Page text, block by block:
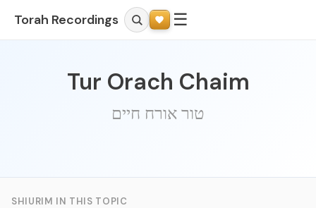
Torah Recordings ☰
Tur Orach Chaim
טור אורח חיים
SHIURIM IN THIS TOPIC